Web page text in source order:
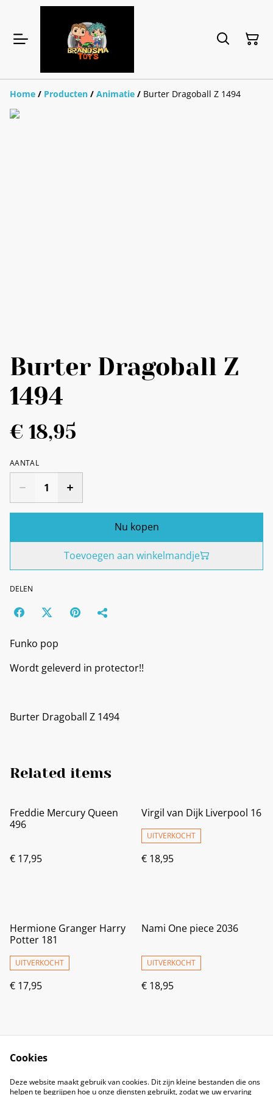
Home / Producten / Animatie / Burter Dragoball Z 1494
Burter Dragoball Z
1494
€ 18,95
AANTAL
Nu kopen
Toevoegen aan winkelmandje
DELEN
Funko pop
Wordt geleverd in protector!!
Burter Dragoball Z 1494
Related items
Freddie Mercury Queen
496
€ 17,95
Virgil van Dijk Liverpool 16
UITVERKOCHT
€ 18,95
Hermione Granger Harry
Potter 181
UITVERKOCHT
€ 17,95
Nami One piece 2036
UITVERKOCHT
€ 18,95
Cookies
Deze website maakt gebruik van cookies. Dit zijn kleine bestanden die ons
helpen te begrijpen hoe u onze diensten gebruikt, zodat we uw ervaring